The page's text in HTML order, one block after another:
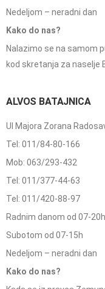
Nedeljom – neradni dan
Kako do nas?
Nalazimo se na samom
kod skretanja za naselje
ALVOS BATAJNICA
Ul Majora Zorana
Tel: 011/84-80-166
Mob: 063/293-432
Tel: 011/377-44-63
Tel: 011/420-88-97
Radnim danom od 07-20h
Subotom od 07-15h
Nedeljom – neradni dan
Kako do nas?